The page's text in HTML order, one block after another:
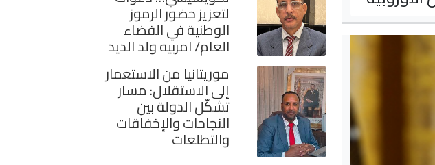
لتعزيز حضور الرموز
الوطنية في الفضاء
العام/ امربيه ولد الديد
موريتانيا من الاستعمار
إلى الاستقلال: مسار
تشكّل الدولة بين
النجاحات والإخفاقات
والتطلعات